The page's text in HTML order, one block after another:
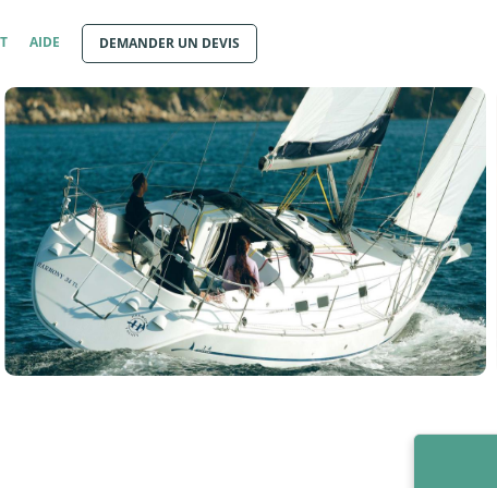
AIDE DEMANDER UN DEVIS